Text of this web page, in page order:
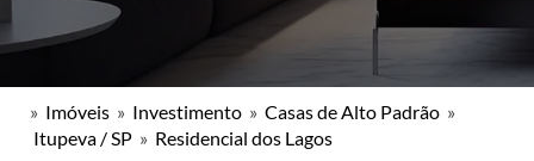
» Imóveis » Investimento » Casas de Alto Padrão »
Itupeva / SP » Residencial dos Lagos